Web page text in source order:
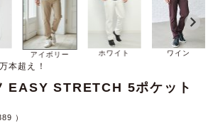
アイボリー ホワイト ワイン
本超え！
EASY STRETCH 5ポケット